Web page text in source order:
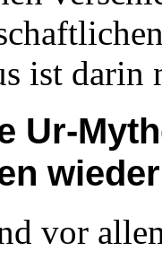
ist darin
Ur-
vor